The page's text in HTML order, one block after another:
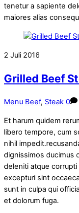
tenetur a sapiente
maiores alias
2 Juli 2016
Grilled Beef
Menu Beef, Steak 0
Et harum quidem
libero tempore, cum
nihil
dignissimos ducimus
deleniti atque
excepturi sint
sunt in culpa qui
et dolorum fuga.